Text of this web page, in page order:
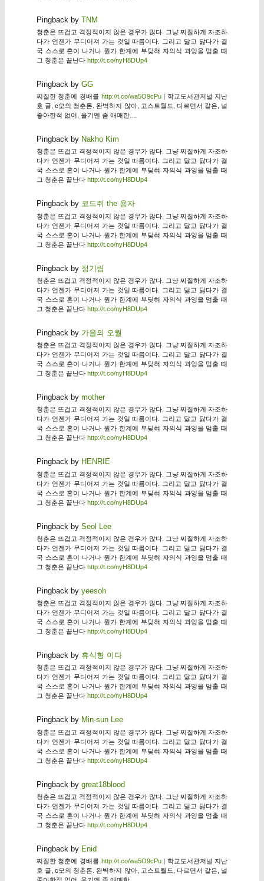
Pingback by TNM
청춘은 뜨겁고 격정적이지 않은 경우가 많다. 그냥 찌질하게 자조하
다가 언젠가 무디어져 가는 것일 따름이다. 그리고 닳고 닳다가 결
국 스스로 혼이 나거나 뭔가 한계에 부딪혀 자의식 과잉을 멈출 때
그 청춘은 끝난다 http://t.co/nyH8DUp4
Pingback by GG
찌질한 청춘에 경배를 http://t.co/wa5O9cPu| 학교도서관저널 지난
호 글, c모의 청춘론. 완벽하지 않아, 고스트월드, 다르면서 같은, 널
좋아한적 없어, 울기엔 좀 애매한…
Pingback by Nakho Kim
청춘은 뜨겁고 격정적이지 않은 경우가 많다. 그냥 찌질하게 자조하
다가 언젠가 무디어져 가는 것일 따름이다. 그리고 닳고 닳다가 결
국 스스로 혼이 나거나 뭔가 한계에 부딪혀 자의식 과잉을 멈출 때
그 청춘은 끝난다 http://t.co/nyH8DUp4
Pingback by 코드쥐 the 용자
청춘은 뜨겁고 격정적이지 않은 경우가 많다. 그냥 찌질하게 자조하
다가 언젠가 무디어져 가는 것일 따름이다. 그리고 닳고 닳다가 결
국 스스로 혼이 나거나 뭔가 한계에 부딪혀 자의식 과잉을 멈출 때
그 청춘은 끝난다 http://t.co/nyH8DUp4
Pingback by 정기림
청춘은 뜨겁고 격정적이지 않은 경우가 많다. 그냥 찌질하게 자조하
다가 언젠가 무디어져 가는 것일 따름이다. 그리고 닳고 닳다가 결
국 스스로 혼이 나거나 뭔가 한계에 부딪혀 자의식 과잉을 멈출 때
그 청춘은 끝난다 http://t.co/nyH8DUp4
Pingback by 가을의 오월
청춘은 뜨겁고 격정적이지 않은 경우가 많다. 그냥 찌질하게 자조하
다가 언젠가 무디어져 가는 것일 따름이다. 그리고 닳고 닳다가 결
국 스스로 혼이 나거나 뭔가 한계에 부딪혀 자의식 과잉을 멈출 때
그 청춘은 끝난다 http://t.co/nyH8DUp4
Pingback by mother
청춘은 뜨겁고 격정적이지 않은 경우가 많다. 그냥 찌질하게 자조하
다가 언젠가 무디어져 가는 것일 따름이다. 그리고 닳고 닳다가 결
국 스스로 혼이 나거나 뭔가 한계에 부딪혀 자의식 과잉을 멈출 때
그 청춘은 끝난다 http://t.co/nyH8DUp4
Pingback by HENRIE
청춘은 뜨겁고 격정적이지 않은 경우가 많다. 그냥 찌질하게 자조하
다가 언젠가 무디어져 가는 것일 따름이다. 그리고 닳고 닳다가 결
국 스스로 혼이 나거나 뭔가 한계에 부딪혀 자의식 과잉을 멈출 때
그 청춘은 끝난다 http://t.co/nyH8DUp4
Pingback by Seol Lee
청춘은 뜨겁고 격정적이지 않은 경우가 많다. 그냥 찌질하게 자조하
다가 언젠가 무디어져 가는 것일 따름이다. 그리고 닳고 닳다가 결
국 스스로 혼이 나거나 뭔가 한계에 부딪혀 자의식 과잉을 멈출 때
그 청춘은 끝난다 http://t.co/nyH8DUp4
Pingback by yeesoh
청춘은 뜨겁고 격정적이지 않은 경우가 많다. 그냥 찌질하게 자조하
다가 언젠가 무디어져 가는 것일 따름이다. 그리고 닳고 닳다가 결
국 스스로 혼이 나거나 뭔가 한계에 부딪혀 자의식 과잉을 멈출 때
그 청춘은 끝난다 http://t.co/nyH8DUp4
Pingback by 휴식형 이다
청춘은 뜨겁고 격정적이지 않은 경우가 많다. 그냥 찌질하게 자조하
다가 언젠가 무디어져 가는 것일 따름이다. 그리고 닳고 닳다가 결
국 스스로 혼이 나거나 뭔가 한계에 부딪혀 자의식 과잉을 멈출 때
그 청춘은 끝난다 http://t.co/nyH8DUp4
Pingback by Min-sun Lee
청춘은 뜨겁고 격정적이지 않은 경우가 많다. 그냥 찌질하게 자조하
다가 언젠가 무디어져 가는 것일 따름이다. 그리고 닳고 닳다가 결
국 스스로 혼이 나거나 뭔가 한계에 부딪혀 자의식 과잉을 멈출 때
그 청춘은 끝난다 http://t.co/nyH8DUp4
Pingback by great18blood
청춘은 뜨겁고 격정적이지 않은 경우가 많다. 그냥 찌질하게 자조하
다가 언젠가 무디어져 가는 것일 따름이다. 그리고 닳고 닳다가 결
국 스스로 혼이 나거나 뭔가 한계에 부딪혀 자의식 과잉을 멈출 때
그 청춘은 끝난다 http://t.co/nyH8DUp4
Pingback by Enid
찌질한 청춘에 경배를 http://t.co/wa5O9cPu| 학교도서관저널 지난
호 글, c모의 청춘론. 완벽하지 않아, 고스트월드, 다르면서 같은, 널